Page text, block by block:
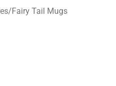
/Fairy Tail Mugs